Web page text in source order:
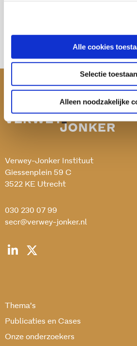
Alle cookies
Selectie toestaan
Alleen noodzakelijke
Verwey-Jonker Instituut
Giessenplein 59 C
3522 KE Utrecht
030 230 07 99
secr@verwey-jonker.nl
Thema’s
Publicaties en Cases
Onze onderzoekers